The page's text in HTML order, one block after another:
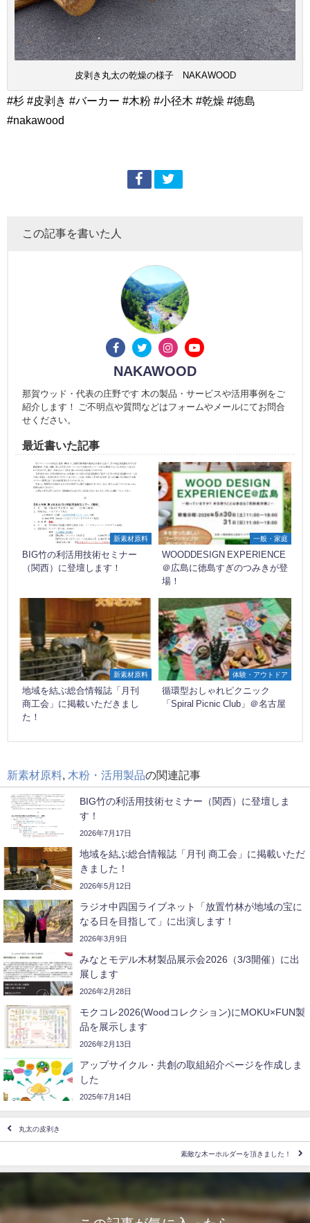
皮剥き丸太の乾燥の様子 NAKAWOOD
#杉 #皮剥き #バーカー #木粉 #小径木 #乾燥 #徳島
#nakawood
この記事を書いた人
NAKAWOOD
那賀ウッド・代表の庄野です 木の製品・サービスや活用事例をご
紹介します！ ご不明点や質問などはフォームやメールにてお問合
せください。
最近書いた記事
新素材原料
BIG竹の利活用技術セミナー
（関西）に登壇します！
一般・家庭
WOODDESIGN EXPERIENCE
＠広島に徳島すぎのつみきが登
場！
新素材原料
地域を結ぶ総合情報誌「月刊
商工会」に掲載いただきまし
た！
体験・アウトドア
循環型おしゃれピクニック
「Spiral Picnic Club」＠名古屋
新素材原料 木粉・活用製品の関連記事
BIG竹の利活用技術セミナー（関西）に登壇しま
す！
2026年7月17日
地域を結ぶ総合情報誌「月刊 商工会」に掲載いただ
きました！
2026年5月12日
ラジオ中四国ライブネット「放置竹林が地域の宝に
なる日を目指して」に出演します！
2026年3月9日
みなとモデル木材製品展示会2026（3/3開催）に出
展します
2026年2月28日
モクコレ2026(Woodコレクション)にMOKU×FUN製
品を展示します
2026年2月13日
アップサイクル・共創の取組紹介ページを作成しま
した
2025年7月14日
丸太の皮剥き
素敵な木ーホルダーを頂きました！